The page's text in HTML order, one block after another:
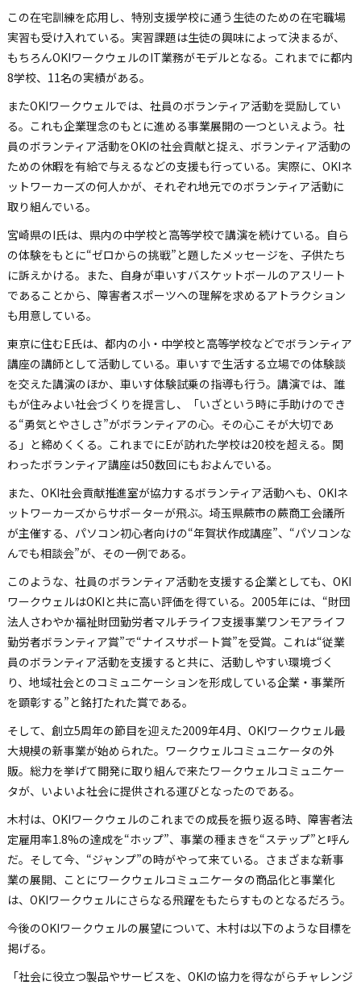
この在宅訓練を応用し、特別支援学校に通う生徒のための在宅職場
実習も受け入れている。実習課題は生徒の興味によって決まるが、
もちろんOKIワークウェルのIT業務がモデルとなる。これまでに都内
8学校、11名の実績がある。
またOKIワークウェルでは、社員のボランティア活動を奨励してい
る。これも企業理念のもとに進める事業展開の一つといえよう。社
員のボランティア活動をOKIの社会貢献と捉え、ボランティア活動の
ための休暇を有給で与えるなどの支援も行っている。実際に、OKIネ
ットワーカーズの何人かが、それぞれ地元でのボランティア活動に
取り組んでいる。
宮崎県のI氏は、県内の中学校と高等学校で講演を続けている。自ら
の体験をもとに“ゼロからの挑戦”と題したメッセージを、子供たち
に訴えかける。また、自身が車いすバスケットボールのアスリート
であることから、障害者スポーツへの理解を求めるアトラクション
も用意している。
東京に住むE氏は、都内の小・中学校と高等学校などでボランティア
講座の講師として活動している。車いすで生活する立場での体験談
を交えた講演のほか、車いす体験試乗の指導も行う。講演では、誰
もが住みよい社会づくりを提言し、「いざという時に手助けのでき
る“勇気とやさしさ”がボランティアの心。その心こそが大切であ
る」と締めくくる。これまでにEが訪れた学校は20校を超える。関
わったボランティア講座は50数回にもおよんでいる。
また、OKI社会貢献推進室が協力するボランティア活動へも、OKIネ
ットワーカーズからサポーターが飛ぶ。埼玉県蕨市の蕨商工会議所
が主催する、パソコン初心者向けの“年賀状作成講座”、“パソコンな
んでも相談会”が、その一例である。
このような、社員のボランティア活動を支援する企業としても、OKI
ワークウェルはOKIと共に高い評価を得ている。2005年には、“財団
法人さわやか福祉財団勤労者マルチライフ支援事業ワンモアライフ
勤労者ボランティア賞”で“ナイスサポート賞”を受賞。これは“従業
員のボランティア活動を支援すると共に、活動しやすい環境づく
り、地域社会とのコミュニケーションを形成している企業・事業所
を顕彰する”と銘打たれた賞である。
そして、創立5周年の節目を迎えた2009年4月、OKIワークウェル最
大規模の新事業が始められた。ワークウェルコミュニケータの外
販。総力を挙げて開発に取り組んで来たワークウェルコミュニケー
タが、いよいよ社会に提供される運びとなったのである。
木村は、OKIワークウェルのこれまでの成長を振り返る時、障害者法
定雇用率1.8%の達成を“ホップ”、事業の種まきを“ステップ”と呼ん
だ。そして今、“ジャンプ”の時がやって来ている。さまざまな新事
業の展開、ことにワークウェルコミュニケータの商品化と事業化
は、OKIワークウェルにさらなる飛躍をもたらすものとなるだろう。
今後のOKIワークウェルの展望について、木村は以下のような目標を
掲げる。
「社会に役立つ製品やサービスを、OKIの協力を得ながらチャレンジ